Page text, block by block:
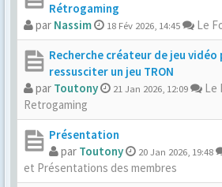
Rétrogaming
par Nassim 18 Fév 2026, 14:45
Le
Recherche créateur de jeu vidéo
ressusciter un jeu TRON
par Toutony 21 Jan 2026, 12:09
Le
Retrogaming
Présentation
par Toutony 20 Jan 2026, 19:48
et Présentations des membres